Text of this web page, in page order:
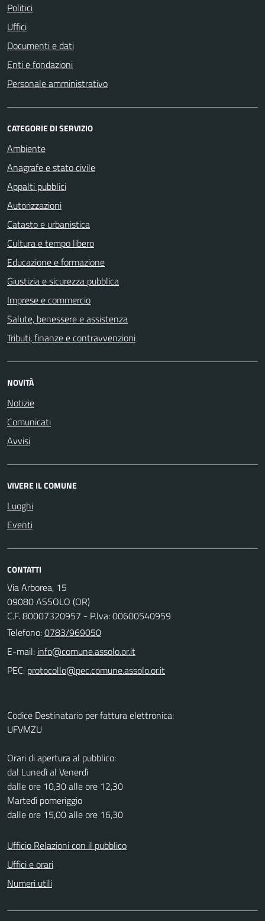
Politici
Uffici
Documenti e dati
Enti e fondazioni
Personale amministrativo
CATEGORIE DI SERVIZIO
Ambiente
Anagrafe e stato civile
Appalti pubblici
Autorizzazioni
Catasto e urbanistica
Cultura e tempo libero
Educazione e formazione
Giustizia e sicurezza pubblica
Imprese e commercio
Salute, benessere e assistenza
Tributi, finanze e contravvenzioni
NOVITÀ
Notizie
Comunicati
Avvisi
VIVERE IL COMUNE
Luoghi
Eventi
CONTATTI
Via Arborea, 15
09080 ASSOLO (OR)
C.F. 80007320957 - P.Iva: 00600540959
Telefono:0783/969050
E-mail:
PEC:
Codice Destinatario per fattura elettronica:
UFVMZU
Orari di apertura al pubblico:
dal Lunedì al Venerdì
dalle ore 10,30 alle ore 12,30
Martedì pomeriggio
dalle ore 15,00 alle ore 16,30
Ufficio Relazioni con il pubblico
Uffici e orari
Numeri utili